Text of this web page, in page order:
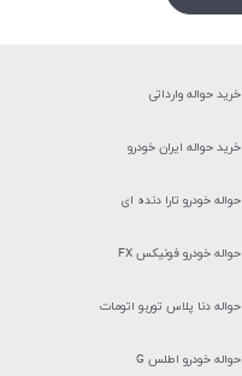
خرید حواله وارداتی
خرید حواله ایران خودرو
حواله خودرو تارا دنده ای
حواله خودرو فونیکس FX
حواله دنا پلاس توربو اتومات
حواله خودرو اطلس G